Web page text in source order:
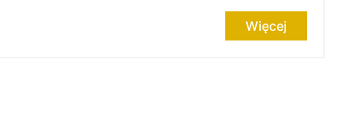
Więcej